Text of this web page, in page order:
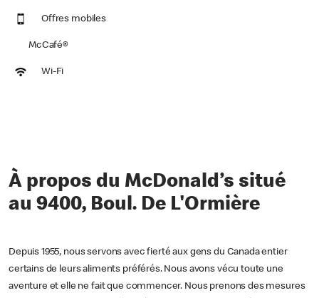
Offres mobiles
McCafé®
Wi-Fi
À propos du McDonald’s situé
au 9400, Boul. De L'Ormière
Depuis 1955, nous servons avec fierté aux gens du Canada entier
certains de leurs aliments préférés. Nous avons vécu toute une
aventure et elle ne fait que commencer. Nous prenons des mesures